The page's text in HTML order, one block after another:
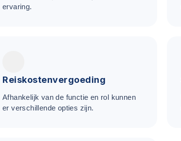
ervaring.
Reiskostenvergoeding
Afhankelijk van de functie en rol kunnen
er verschillende opties zijn.